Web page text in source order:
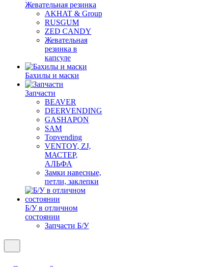
Жевательная резинка
AKHAT & Group
RUSGUM
ZED CANDY
Жевательная
резинка в
капсуле
Бахилы и маски
Запчасти
BEAVER
DEERVENDING
GASHAPON
SAM
Topvending
VENTOY, ZJ,
МАСТЕР,
АЛЬФА
Замки навесные,
петли, заклепки
Б/У в отличном
состоянии
Запчасти Б/У